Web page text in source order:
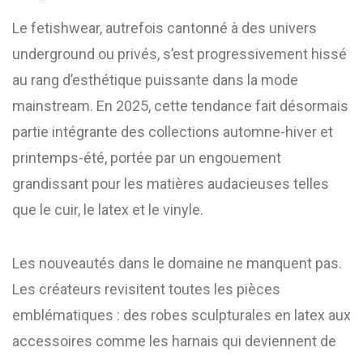
Le fetishwear, autrefois cantonné à des univers
underground ou privés, s’est progressivement hissé
au rang d’esthétique puissante dans la mode
mainstream. En 2025, cette tendance fait désormais
partie intégrante des collections automne-hiver et
printemps-été, portée par un engouement
grandissant pour les matières audacieuses telles
que le cuir, le latex et le vinyle.
Les nouveautés dans le domaine ne manquent pas.
Les créateurs revisitent toutes les pièces
emblématiques : des robes sculpturales en latex aux
accessoires comme les harnais qui deviennent de